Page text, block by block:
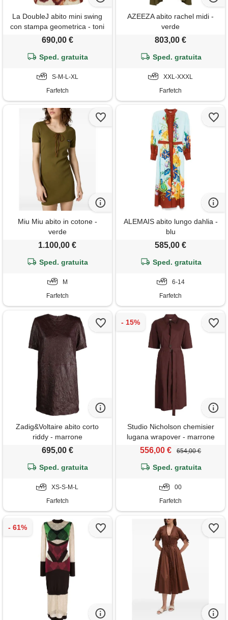
La DoubleJ abito mini swing
con stampa geometrica - toni
neutri
690,00 €
Sped. gratuita
S-M-L-XL
Farfetch
AZEEZA abito rachel midi -
verde
803,00 €
Sped. gratuita
XXL-XXXL
Farfetch
Miu Miu abito in cotone -
verde
1.100,00 €
Sped. gratuita
M
Farfetch
ALEMAIS abito lungo dahlia -
blu
585,00 €
Sped. gratuita
6-14
Farfetch
Zadig&Voltaire abito corto
riddy - marrone
695,00 €
Sped. gratuita
XS-S-M-L
Farfetch
Studio Nicholson chemisier
lugana wrapover - marrone
556,00 € 654,00 €
Sped. gratuita
00
Farfetch